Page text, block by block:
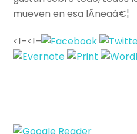
mueven en esa lÃ­neaâ€¦
<!–<!–